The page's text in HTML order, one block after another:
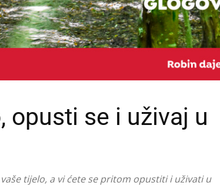
opusti se i uživaj u
tijelo, a vi ćete se pritom opustiti i uživati u